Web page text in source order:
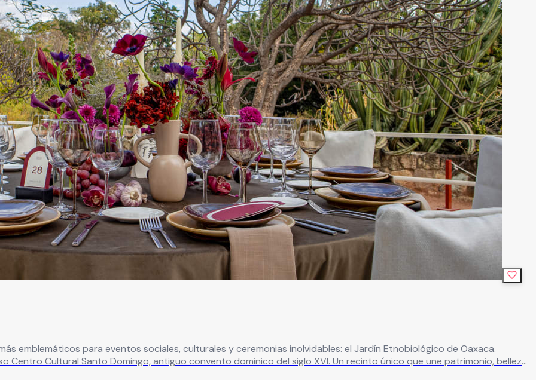
emblemáticos para eventos sociales, culturales y ceremonias inolvidables: el Jardín Etnobiológico de Oaxaca.
Domingo, antiguo convento dominico del siglo XVI. Un recinto único que une patrimonio, belleza